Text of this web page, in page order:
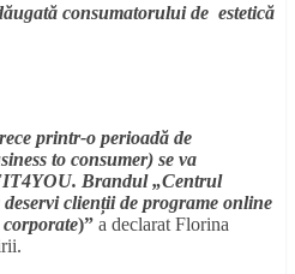
consumatorului de estetică
printr-o perioadă de
to consumer) se va
Brandul „Centrul
deservi clienții de programe online
)” a declarat Florina